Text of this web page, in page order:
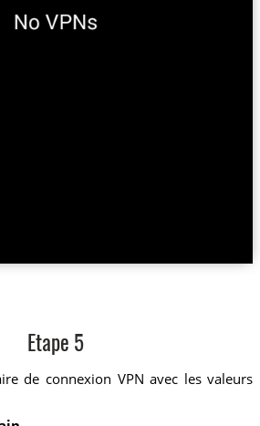
Etape 5
de connexion VPN avec les valeurs